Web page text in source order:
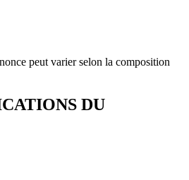
peut varier selon la composition
DU